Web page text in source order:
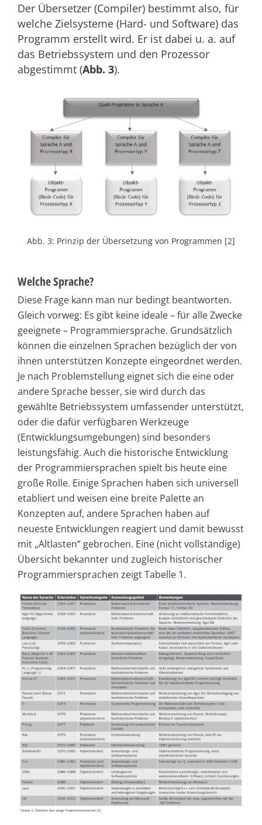
Der Übersetzer (Compiler) bestimmt also, für
welche Zielsysteme (Hard- und Software) das
Programm erstellt wird. Er ist dabei u. a. auf
das Betriebssystem und den Prozessor
abgestimmt (Abb. 3).
Abb. 3: Prinzip der Übersetzung von Programmen [2]
Welche Sprache?
Diese Frage kann man nur bedingt beantworten.
Gleich vorweg: Es gibt keine ideale – für alle Zwecke
geeignete – Programmiersprache. Grundsätzlich
können die einzelnen Sprachen bezüglich der von
ihnen unterstützen Konzepte eingeordnet werden.
Je nach Problemstellung eignet sich die eine oder
andere Sprache besser, sie wird durch das
gewählte Betriebssystem umfassender unterstützt,
oder die dafür verfügbaren Werkzeuge
(Entwicklungsumgebungen) sind besonders
leistungsfähig. Auch die historische Entwicklung
der Programmiersprachen spielt bis heute eine
große Rolle. Einige Sprachen haben sich universell
etabliert und weisen eine breite Palette an
Konzepten auf, andere Sprachen haben auf
neueste Entwicklungen reagiert und damit bewusst
mit „Altlasten“ gebrochen. Eine (nicht vollständige)
Übersicht bekannter und zugleich historischer
Programmiersprachen zeigt Tabelle 1.